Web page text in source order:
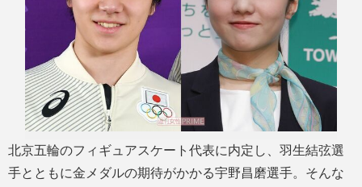
北京五輪のフィギュアスケート代表に内定し、羽生結弦選
手とともに金メダルの期待がかかる宇野昌磨選手。そんな